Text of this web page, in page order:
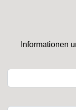
Informationen